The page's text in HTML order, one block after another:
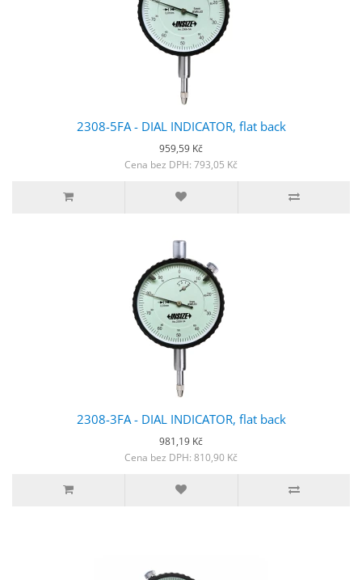
2308-5FA - DIAL INDICATOR, flat back
959,59 Kč
Cena bez DPH: 793,05 Kč
2308-3FA - DIAL INDICATOR, flat back
981,19 Kč
Cena bez DPH: 810,90 Kč